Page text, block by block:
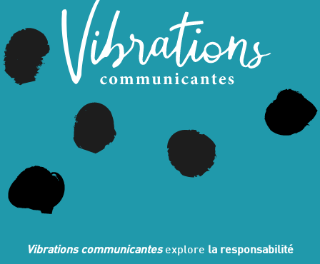
Vibrations communicantesexplore la responsabilité